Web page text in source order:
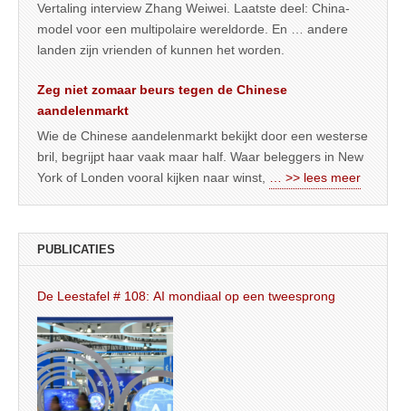
Vertaling interview Zhang Weiwei. Laatste deel: China-
model voor een multipolaire wereldorde. En … andere
landen zijn vrienden of kunnen het worden.
Zeg niet zomaar beurs tegen de Chinese
aandelenmarkt
Wie de Chinese aandelenmarkt bekijkt door een westerse
bril, begrijpt haar vaak maar half. Waar beleggers in New
York of Londen vooral kijken naar winst, … >> lees meer
PUBLICATIES
De Leestafel # 108: AI mondiaal op een tweesprong